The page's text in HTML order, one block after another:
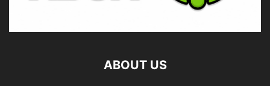
ABOUT US